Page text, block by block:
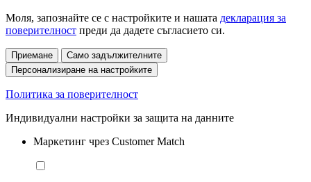
Моля, запознайте се с настройките и нашата декларация за
поверителност преди да дадете съгласието си.
Приемане
Само задължителните
Персонализиране на настройките
Политика за поверителност
Индивидуални настройки за защита на данните
Маркетинг чрез Customer Match